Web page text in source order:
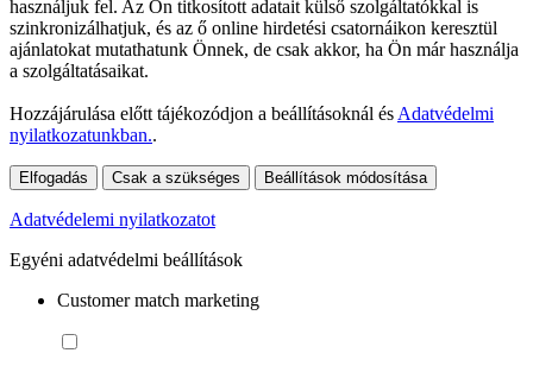
használjuk fel. Az Ön titkosított adatait külső szolgáltatókkal is
szinkronizálhatjuk, és az ő online hirdetési csatornáikon keresztül
ajánlatokat mutathatunk Önnek, de csak akkor, ha Ön már használja
a szolgáltatásaikat.
Hozzájárulása előtt tájékozódjon a beállításoknál és Adatvédelmi
nyilatkozatunkban..
Elfogadás Csak a szükséges Beállítások módosítása
Adatvédelemi nyilatkozatot
Egyéni adatvédelmi beállítások
Customer match marketing